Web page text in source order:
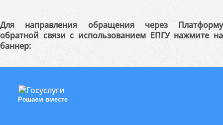
Для направления обращения через Платформу
обратной связи с использованием ЕПГУ нажмите на
баннер:
Решаем вместе